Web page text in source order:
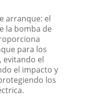
arranque: el
la bomba de
para los
evitando el
el impacto y
los